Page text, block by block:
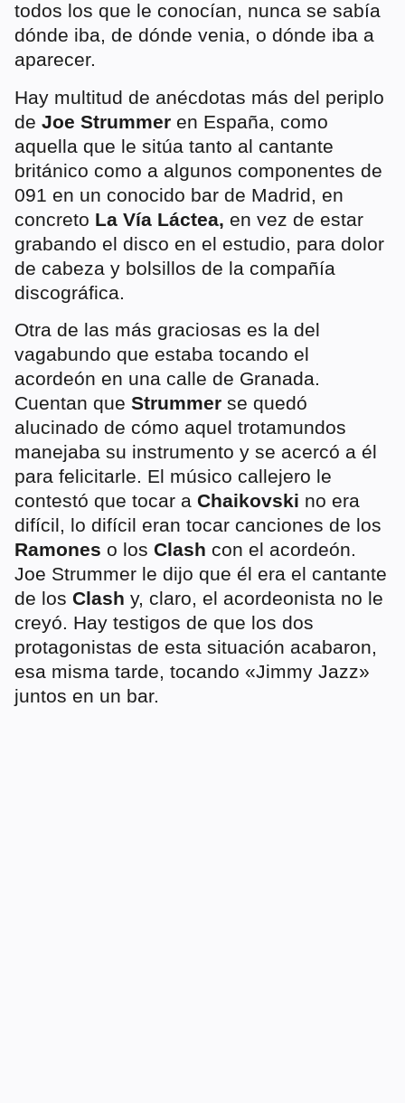
todos los que le conocían, nunca se sabía
dónde iba, de dónde venia, o dónde iba a
aparecer.
Hay multitud de anécdotas más del periplo
de Joe Strummer en España, como
aquella que le sitúa tanto al cantante
británico como a algunos componentes de
091 en un conocido bar de Madrid, en
concreto La Vía Láctea, en vez de estar
grabando el disco en el estudio, para dolor
de cabeza y bolsillos de la compañía
discográfica.
Otra de las más graciosas es la del
vagabundo que estaba tocando el
acordeón en una calle de Granada.
Cuentan que Strummer se quedó
alucinado de cómo aquel trotamundos
manejaba su instrumento y se acercó a él
para felicitarle. El músico callejero le
contestó que tocar a Chaikovski no era
difícil, lo difícil eran tocar canciones de los
Ramones o los Clash con el acordeón.
Joe Strummer le dijo que él era el cantante
de los Clash y, claro, el acordeonista no le
creyó. Hay testigos de que los dos
protagonistas de esta situación acabaron,
esa misma tarde, tocando «Jimmy Jazz»
juntos en un bar.